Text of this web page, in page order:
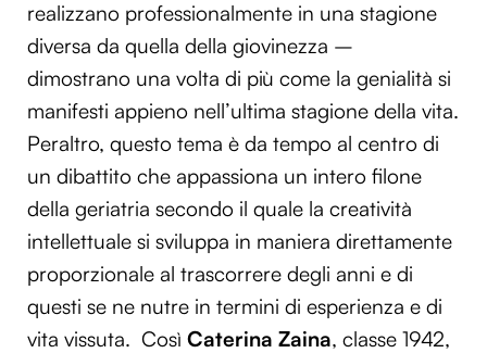
realizzano professionalmente in una stagione
diversa da quella della giovinezza –
dimostrano una volta di più come la genialità si
manifesti appieno nell’ultima stagione della vita.
Peraltro, questo tema è da tempo al centro di
un dibattito che appassiona un intero filone
della geriatria secondo il quale la creatività
intellettuale si sviluppa in maniera direttamente
proporzionale al trascorrere degli anni e di
questi se ne nutre in termini di esperienza e di
vita vissuta. Così Caterina Zaina, classe 1942,